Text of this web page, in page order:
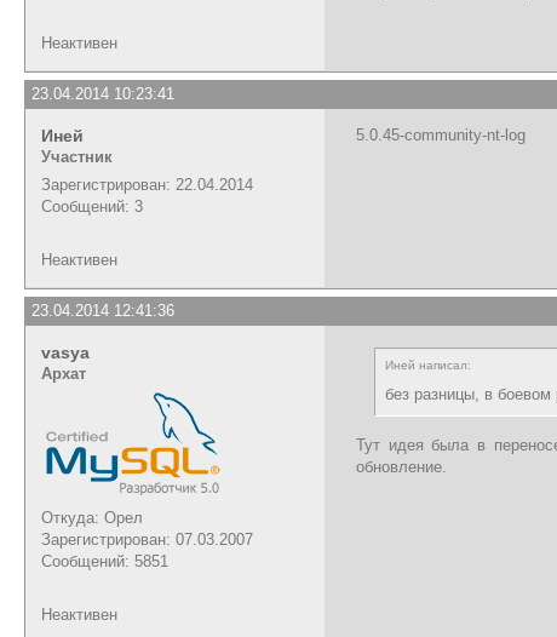
Неактивен
23.04.2014 10:23:41
Иней
Участник
Зарегистрирован: 22.04.2014
Сообщений: 3
5.0.45-community-nt-log
Неактивен
23.04.2014 12:41:36
vasya
Архат
Откуда: Орел
Зарегистрирован: 07.03.2007
Сообщений: 5851
Иней написал:
без разницы, в
Тут идея была в
обновление.
Неактивен